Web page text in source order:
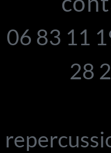
06 83 11
28